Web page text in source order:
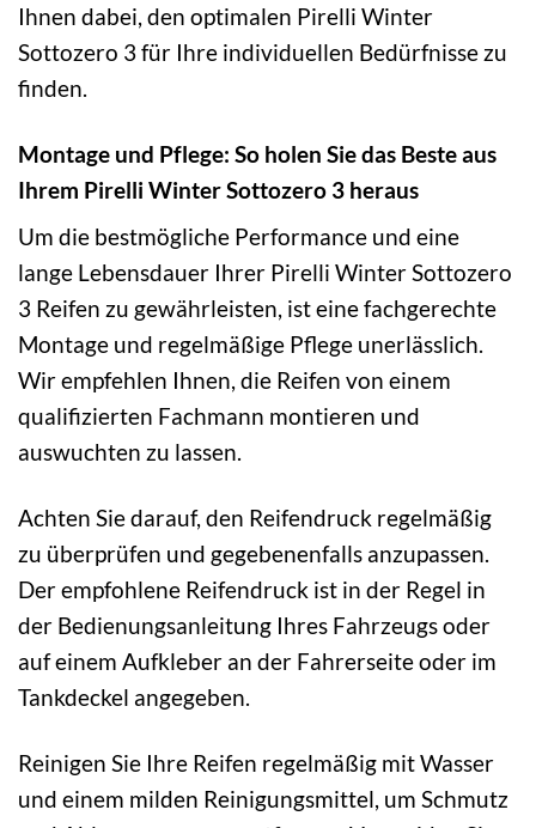
Ihnen dabei, den optimalen Pirelli Winter
Sottozero 3 für Ihre individuellen Bedürfnisse zu
finden.
Montage und Pflege: So holen Sie das Beste aus
Ihrem Pirelli Winter Sottozero 3 heraus
Um die bestmögliche Performance und eine
lange Lebensdauer Ihrer Pirelli Winter Sottozero
3 Reifen zu gewährleisten, ist eine fachgerechte
Montage und regelmäßige Pflege unerlässlich.
Wir empfehlen Ihnen, die Reifen von einem
qualifizierten Fachmann montieren und
auswuchten zu lassen.
Achten Sie darauf, den Reifendruck regelmäßig
zu überprüfen und gegebenenfalls anzupassen.
Der empfohlene Reifendruck ist in der Regel in
der Bedienungsanleitung Ihres Fahrzeugs oder
auf einem Aufkleber an der Fahrerseite oder im
Tankdeckel angegeben.
Reinigen Sie Ihre Reifen regelmäßig mit Wasser
und einem milden Reinigungsmittel, um Schmutz